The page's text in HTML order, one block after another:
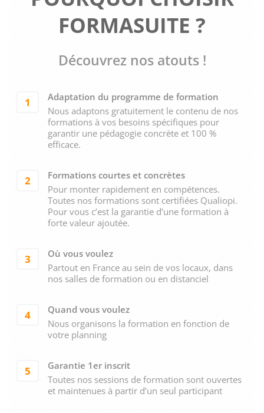
FORMASUITE ?
Découvrez nos atouts !
1
Adaptation du programme de formation
Nous adaptons gratuitement le contenu de nos
formations à vos besoins spécifiques pour
garantir une pédagogie concrète et 100 %
efficace.
2
Formations courtes et concrètes
Pour monter rapidement en compétences.
Toutes nos formations sont certifiées Qualiopi.
Pour vous c’est la garantie d’une formation à
forte valeur ajoutée.
3
Où vous voulez
Partout en France au sein de vos locaux, dans
nos salles de formation ou en distanciel
4
Quand vous voulez
Nous organisons la formation en fonction de
votre planning
5
Garantie 1er inscrit
Toutes nos sessions de formation sont ouvertes
et maintenues à partir d’un seul participant